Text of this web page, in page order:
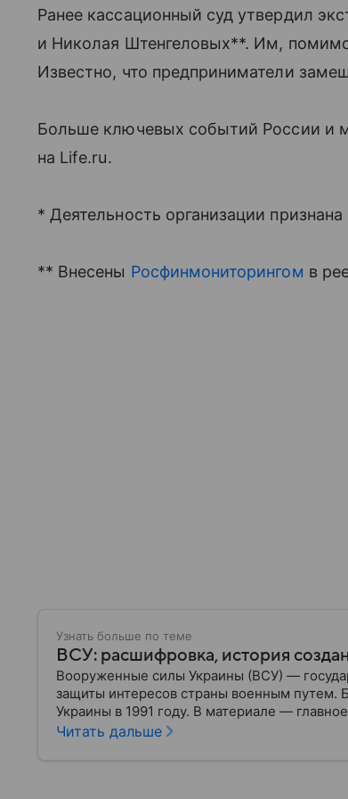
Ранее кассационный суд утвердил
и Николая Штенгеловых**. Им,
Известно, что предприниматели
Больше ключевых событий России и
на Life.ru.
* Деятельность организации
** Внесены Росфинмониторингом в
Узнать больше по теме
ВСУ: расшифровка, история
Вооруженные силы Украины (ВСУ) —
защиты интересов страны военным путем.
Украины в 1991 году. В материале —
Читать дальше